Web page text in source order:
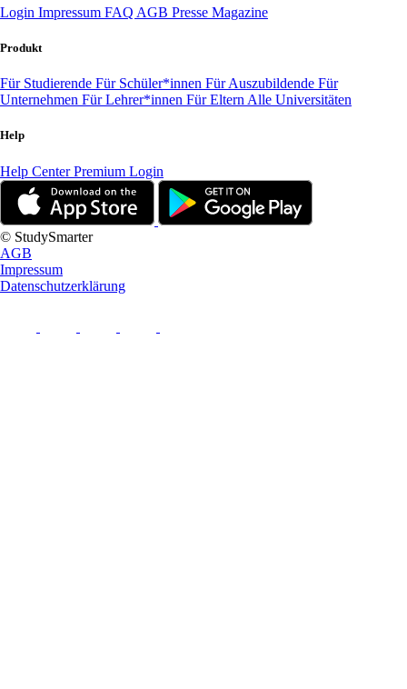
Login Impressum FAQ AGB Presse Magazine
Produkt
Für Studierende Für Schüler*innen Für Auszubildende Für
Unternehmen Für Lehrer*innen Für Eltern Alle Universitäten
Help
Help CenterPremium Login
© StudySmarter
AGB
Impressum
Datenschutzerklärung